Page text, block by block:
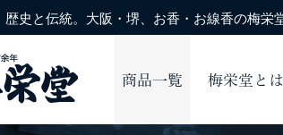
歴史と伝統。大阪・堺、お香・お線香の梅栄
商品一覧 梅栄堂とは